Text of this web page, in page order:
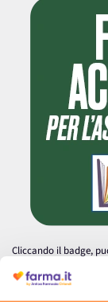
Cliccando il badge,
autorizzata dal
medicinali.